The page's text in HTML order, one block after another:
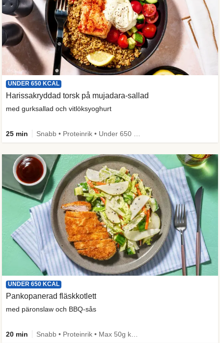
UNDER 650 KCAL
Harissakryddad torsk på mujadara-sallad
med gurksallad och vitlöksyoghurt
25 min
UNDER 650 KCAL
Pankopanerad fläskkotlett
med päronslaw och BBQ-sås
20 min